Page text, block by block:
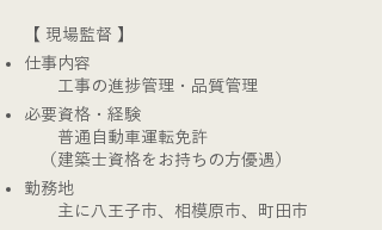
【 現場監督 】
仕事内容
工事の進捗管理・品質管理
必要資格・経験
普通自動車運転免許
（建築士資格をお持ちの方優遇）
勤務地
主に八王子市、相模原市、町田市